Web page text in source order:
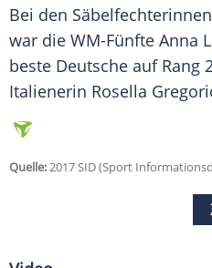
Bei den
war die WM-Fünfte Anna
beste Deutsche auf Rang
Italienerin Rosella
Quelle:2017 SID (Sport